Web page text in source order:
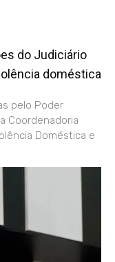
do Judiciário
doméstica
pelo Poder
Coordenadoria
Doméstica e